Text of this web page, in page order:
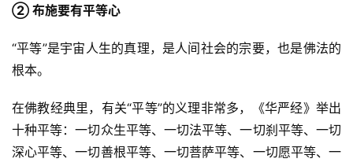
佛
人
物
寺
院
巡
登录 注册
② 布施要有平等心
“平等”是宇宙人生的真理，是人间社会的宗要，也是佛法的
根本。
在佛教经典里，有关“平等”的义理非常多，《华严经》举出
十种平等：一切众生平等、一切法平等、一切刹平等、一切
深心平等、一切善根平等、一切菩萨平等、一切愿平等、一